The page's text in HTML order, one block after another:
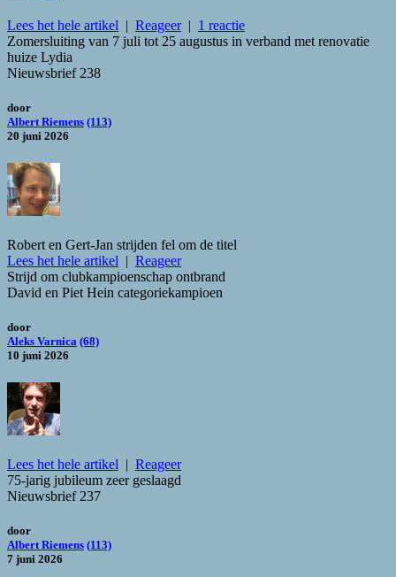
Lees het hele artikel | Reageer | 1 reactie
Zomersluiting van 7 juli tot 25 augustus in verband met renovatie
huize Lydia
Nieuwsbrief 238
door
Albert Riemens (113)
20 juni 2026
Robert en Gert-Jan strijden fel om de titel
Lees het hele artikel | Reageer
Strijd om clubkampioenschap ontbrand
David en Piet Hein categoriekampioen
door
Aleks Varnica (68)
10 juni 2026
Lees het hele artikel | Reageer
75-jarig jubileum zeer geslaagd
Nieuwsbrief 237
door
Albert Riemens (113)
7 juni 2026